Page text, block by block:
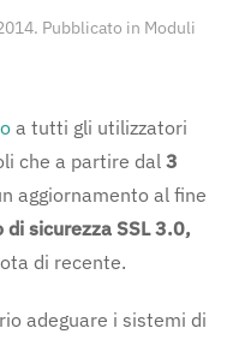
. Pubblicato in Moduli
a tutti gli utilizzatori
che a partire dal 3
aggiornamento al fine
sicurezza SSL 3.0,
di recente.
adeguare i sistemi di